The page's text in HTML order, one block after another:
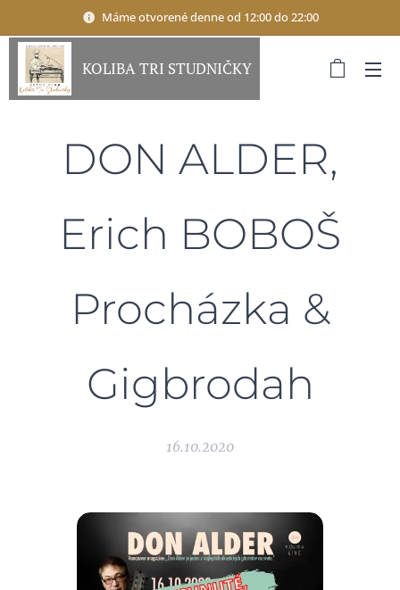
Máme otvorené denne od 12:00 do 22:00
KOLIBA TRI STUDNIČKY
DON ALDER,
Erich BOBOŠ
Procházka &
Gigbrodah
16.10.2020